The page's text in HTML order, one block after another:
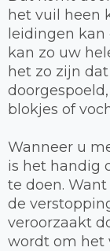
het vuil heen
leidingen
kan zo uw
het zo zijn
blokjes of
Wanneer u
is het handig
te doen.
de
veroorzaakt
wordt om het